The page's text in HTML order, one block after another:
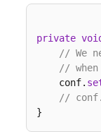
流
介
绍
准
备
private
// We
//
    conf.
//
}